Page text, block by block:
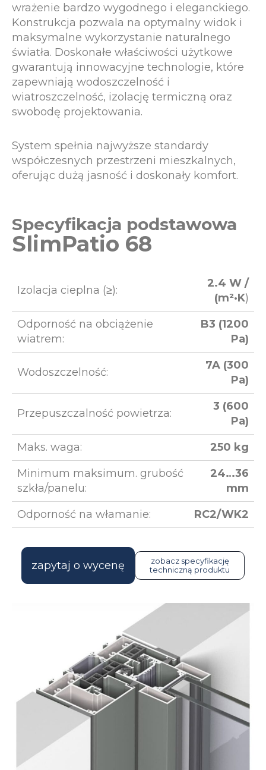
wrażenie bardzo wygodnego i eleganckiego.
Konstrukcja pozwala na optymalny widok i
maksymalne wykorzystanie naturalnego
światła. Doskonałe właściwości użytkowe
gwarantują innowacyjne technologie, które
zapewniają wodoszczelność i
wiatroszczelność, izolację termiczną oraz
swobodę projektowania.
System spełnia najwyższe standardy
współczesnych przestrzeni mieszkalnych,
oferując dużą jasność i doskonały komfort.
Specyfikacja podstawowa
SlimPatio 68
Izolacja cieplna (≥):
2.4 W /
(m²·K)
Odporność na obciążenie
wiatrem:
B3 (1200
Pa)
Wodoszczelność:
7A (300
Pa)
Przepuszczalność powietrza:
3 (600
Pa)
Maks. waga:
250 kg
Minimum maksimum. grubość
szkła/panelu:
24…36
mm
Odporność na włamanie:
RC2/WK2
zapytaj o wycenę
zobacz specyfikację
techniczną produktu